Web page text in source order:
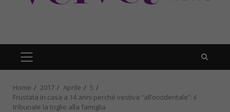
PRIMARY
MENU
Home 2017 Aprile
5
Frustata in casa a 14 anni perché vestiva “all’occidentale”: il
tribunale la toglie alla famiglia